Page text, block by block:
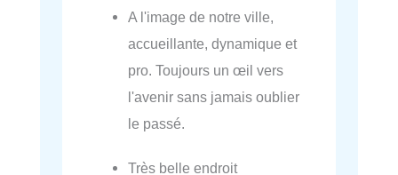
A l'image de notre ville,
accueillante, dynamique et
pro. Toujours un œil vers
l'avenir sans jamais oublier
le passé.
Très belle endroit